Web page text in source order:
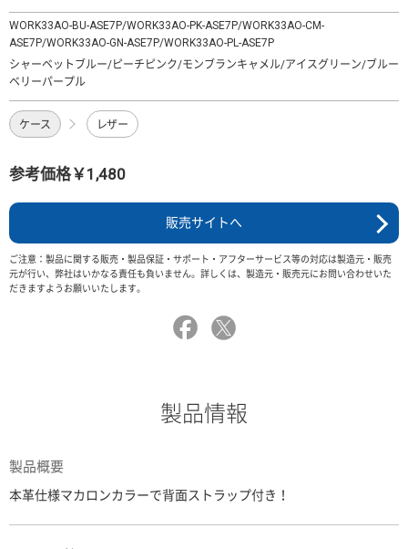
WORK33AO-BU-ASE7P/WORK33AO-PK-ASE7P/WORK33AO-CM-
ASE7P/WORK33AO-GN-ASE7P/WORK33AO-PL-ASE7P
シャーベットブルー/ピーチピンク/モンブランキャメル/アイスグリーン/ブルー
ベリーパープル
ケース レザー
参考価格￥1,480
販売サイトへ
ご注意：製品に関する販売・製品保証・サポート・アフターサービス等の対応は製造元・販売
元が行い、弊社はいかなる責任も負いません。詳しくは、製造元・販売元にお問い合わせいた
だきますようお願いいたします。
製品情報
製品概要
本革仕様マカロンカラーで背面ストラップ付き！